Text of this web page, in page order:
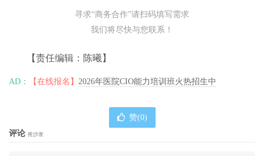
寻求“商务合作”请扫码填写需求
我们将尽快与您联系！
【责任编辑：陈曦】
AD： 【在线报名】 2026年医院CIO能力培训班火热招生中
赞(0)
评论 抢沙发